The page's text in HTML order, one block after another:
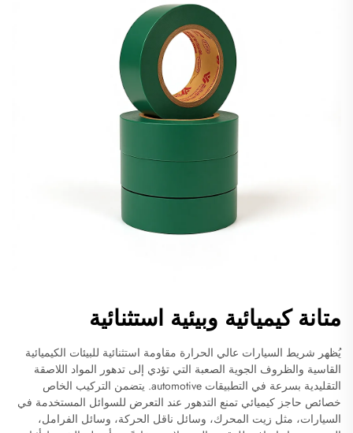
متانة كيميائية وبيئية استثنائية
يُظهر شريط السيارات عالي الحرارة مقاومة استثنائية للبيئات الكيميائية
القاسية والظروف الجوية الصعبة التي تؤدي إلى تدهور المواد اللاصقة
التقليدية بسرعة في التطبيقات automotive. يتضمن التركيب الخاص
خصائص حاجز كيميائي تمنع التدهور عند التعرض للسوائل المستخدمة في
السيارات، مثل زيت المحرك، وسائل ناقل الحركة، وسائل الفرامل،